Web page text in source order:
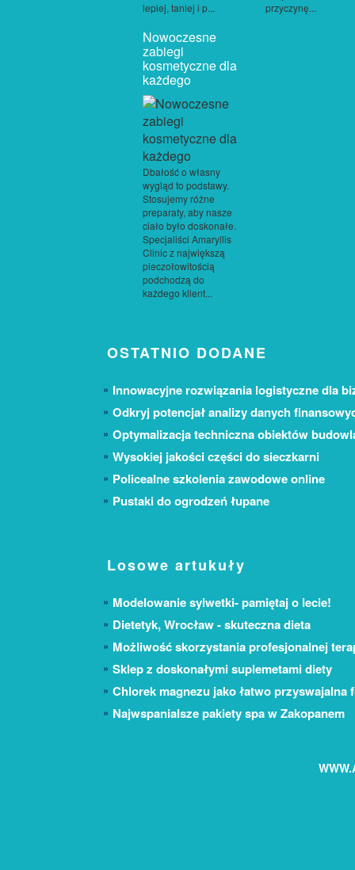
lepiej, taniej i p...
przyczynę...
Nowoczesne
zabiegi
kosmetyczne dla
każdego
Dbałość o własny
wygląd to podstawy.
Stosujemy różne
preparaty, aby nasze
ciało było doskonałe.
Specjaliści Amaryllis
Clinic z największą
pieczołowitością
podchodzą do
każdego klient...
OSTATNIO DODANE
Innowacyjne rozwiązania logistyczne dla
Odkryj potencjał analizy danych
Optymalizacja techniczna obiektów
Wysokiej jakości części do sieczkarni
Policealne szkolenia zawodowe online
Pustaki do ogrodzeń łupane
Losowe artukuły
Modelowanie sylwetki- pamiętaj o lecie!
Dietetyk, Wrocław - skuteczna dieta
Możliwość skorzystania profesjonalnej
Sklep z doskonałymi suplemetami diety
Chlorek magnezu jako łatwo przyswajalna
Najwspanialsze pakiety spa w Zakopanem